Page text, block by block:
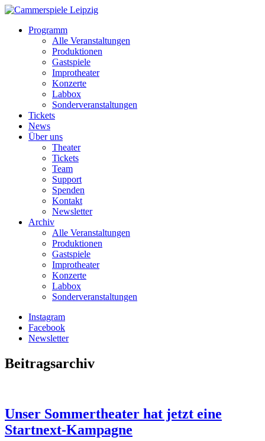
Programm
Alle Veranstaltungen
Produktionen
Gastspiele
Improtheater
Konzerte
Labbox
Sonderveranstaltungen
Tickets
News
Über uns
Theater
Tickets
Team
Support
Spenden
Kontakt
Newsletter
Archiv
Alle Veranstaltungen
Produktionen
Gastspiele
Improtheater
Konzerte
Labbox
Sonderveranstaltungen
Instagram
Facebook
Newsletter
Beitragsarchiv
Unser Sommertheater hat jetzt eine
Startnext-Kampagne